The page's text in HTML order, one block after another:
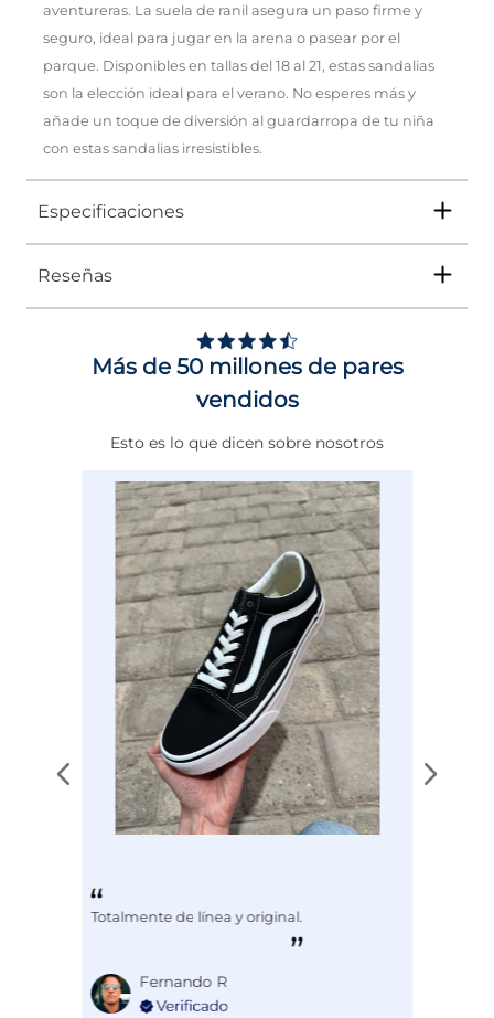
aventureras. La suela de ranil asegura un paso firme y
seguro, ideal para jugar en la arena o pasear por el
parque. Disponibles en tallas del 18 al 21, estas sandalias
son la elección ideal para el verano. No esperes más y
añade un toque de diversión al guardarropa de tu niña
con estas sandalias irresistibles.
Especificaciones
Tipo
Género Niña
DE 0 A 4 cms
NORMAL
ROSA
Reseñas
Más de 50 millones de pares
vendidos
Esto es lo que dicen sobre nosotros
Totalmente de línea y original.
Fernando R